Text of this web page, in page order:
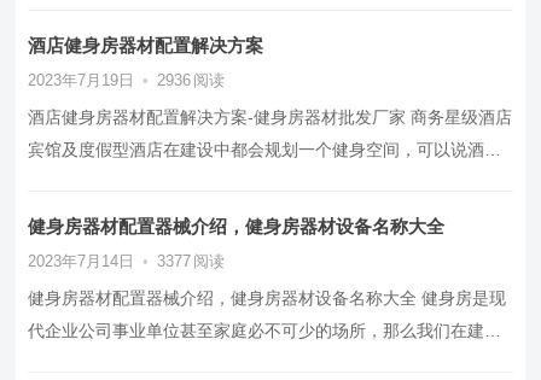
酒店健身房器材配置解决方案
2023年7月19日 • 2936 阅读
酒店健身房器材配置解决方案-健身房器材批发厂家 商务星级酒店
宾馆及度假型酒店在建设中都会规划一个健身空间，可以说酒店
健身房器材配置器械介绍，健身房器材设备名称大全
2023年7月14日 • 3377 阅读
健身房器材配置器械介绍，健身房器材设备名称大全 健身房是现
代企业公司事业单位甚至家庭必不可少的场所，那么我们在建设